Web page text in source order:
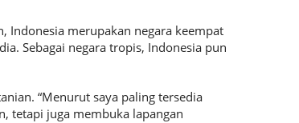
Indonesia merupakan negara keempat
Sebagai negara tropis, Indonesia pun
“Menurut saya paling tersedia
tetapi juga membuka lapangan